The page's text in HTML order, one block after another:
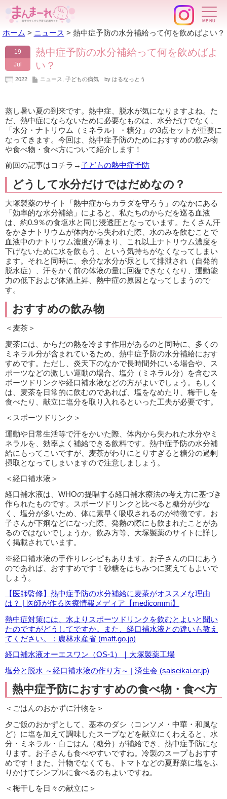
ホーム > ニュース > 熱中症予防の水分補給って何を飲めばよい？
19
Jul
熱中症予防の水分補給って何を飲めばよ
い？
2022 ニュース 子どもの病気 by はるなっとう
蒸し暑い夏の到来です。熱中症、脱水が気になりますよね。た
だ、熱中症にならないために必要なものは、水分だけでなく、
「水分・ナトリウム（ミネラル）・糖分」の3点セットが重要に
なってきます。今回は、熱中症予防のためにおすすめの飲み物
や食べ物・食べ方について紹介します！
前回の記事はコチラ→子どもの熱中症予防
どうして水分だけではだめなの？
大塚製薬のサイト「熱中症からカラダを守ろう」のなかにある
「効率的な水分補給」によると、私たちのからだを巡る血液
は、約0.9％の食塩水と同じ浸透圧となっています。たくさん汗
をかきナトリウムが体内から失われた際、水のみを飲むことで
血液中のナトリウム濃度が薄まり、これ以上ナトリウム濃度を
下げないために水を飲もう、という気持ちがなくなってしまい
ます。それと同時に、余分な水分が尿として排泄され（自発的
脱水症）、汗をかく前の体液の量に回復できなくなり、運動能
力の低下および体温上昇、熱中症の原因となってしまうので
す。
おすすめの飲み物
＜麦茶＞
麦茶には、からだの熱を冷ます作用があるのと同時に、多くの
ミネラル分が含まれているため、熱中症予防の水分補給におす
すめです。ただし、炎天下のなかで長時間外にいる場合や、ス
ポーツなどの激しい運動の場合、塩分（ミネラル分）を含むス
ポーツドリンクや経口補水液などの方がよいでしょう。もしく
は、麦茶を日常的に飲むのであれば、塩をなめたり、梅干しを
食べたり、献立に塩分を取り入れるといった工夫が必要です。
＜スポーツドリンク＞
運動や日常生活等で汗をかいた際、体内から失われた水分やミ
ネラルを、効率よく補給できる飲料です。熱中症予防の水分補
給にもってこいですが、麦茶がわりにとりすぎると糖分の過剰
摂取となってしまいますので注意しましょう。
＜経口補水液＞
経口補水液は、WHOの提唱する経口補水療法の考え方に基づき
作られたものです。スポーツドリンクと比べると糖分が少な
く、塩分が多いため、体に素早く吸収されるのが特徴です。お
子さんが下痢などになった際、発熱の際にも飲まれたことがあ
るのではないでしょうか。飲み方等、大塚製薬のサイトに詳し
く掲載されています。
※経口補水液の手作りレシピもあります。お子さんの口にあう
のであれば、おすすめです！砂糖をはちみつに変えてもよいで
しょう。
【医師監修】熱中症予防の水分補給に麦茶がオススメな理由
は？ | 医師が作る医療情報メディア【medicommi】
熱中症対策には、水よりスポーツドリンクを飲むとよいと聞い
たのですがどうしてですか。また、経口補水液との違いも教え
てください。：農林水産省 (maff.go.jp)
経口補水液オーエスワン（OS-1）｜大塚製薬工場
塩分と脱水 ～経口補水液の作り方～ | 済生会 (saiseikai.or.jp)
熱中症予防におすすめの食べ物・食べ方
＜ごはんのおかずに汁物を＞
夕ご飯のおかずとして、基本のダシ（コンソメ・中華・和風な
ど）に塩を加えて調味したスープなどを献立にくわえると、水
分・ミネラル・白ごはん（糖分）が補給でき、熱中症予防にな
ります。お子さんも食べやすいですね。冷製のスープもおすす
めです！また、汁物でなくても、トマトなどの夏野菜に塩をふ
りかけてシンプルに食べるのもよいですね。
＜梅干しを日々の献立に＞